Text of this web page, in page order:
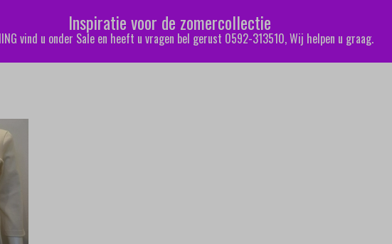
Inspiratie voor de zomercollectie
vind u onder Sale en heeft u vragen bel gerust 0592-313510, Wij helpen u graag.